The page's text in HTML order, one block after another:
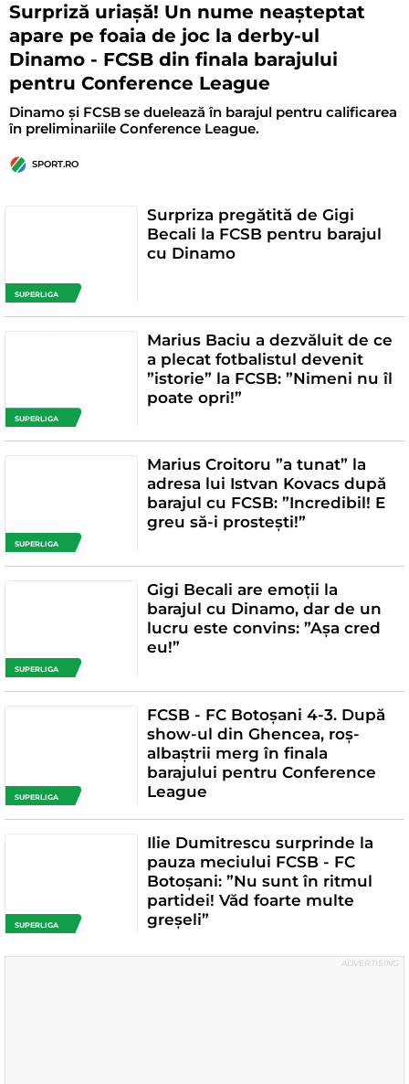
Surpriză uriașă! Un nume neașteptat
apare pe foaia de joc la derby-ul
Dinamo - FCSB din finala barajului
pentru Conference League
Dinamo și FCSB se duelează în barajul pentru calificarea
în preliminariile Conference League.
SPORT.RO
SUPERLIGA
Surpriza pregătită de Gigi
Becali la FCSB pentru barajul
cu Dinamo
SUPERLIGA
Marius Baciu a dezvăluit de ce
a plecat fotbalistul devenit
”istorie” la FCSB: ”Nimeni nu îl
poate opri!”
SUPERLIGA
Marius Croitoru ”a tunat” la
adresa lui Istvan Kovacs după
barajul cu FCSB: ”Incredibil! E
greu să-i prostești!”
SUPERLIGA
Gigi Becali are emoții la
barajul cu Dinamo, dar de un
lucru este convins: ”Așa cred
eu!”
SUPERLIGA
FCSB - FC Botoșani 4-3. După
show-ul din Ghencea, roș-
albaștrii merg în finala
barajului pentru Conference
League
SUPERLIGA
Ilie Dumitrescu surprinde la
pauza meciului FCSB - FC
Botoșani: ”Nu sunt în ritmul
partidei! Văd foarte multe
greșeli”